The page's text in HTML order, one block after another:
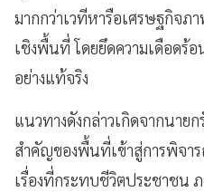
มากกว่าเวทีหารือเศรษฐกิจ
เชิงพื้นที่ โดยยึดความเดือดร้
อย่างแท้จริง
แนวทางดังกล่าวเกิดจากนาย
สำคัญของพื้นที่เข้าสู่การพิจาร
เรื่องที่กระทบชีวิตประชาชน